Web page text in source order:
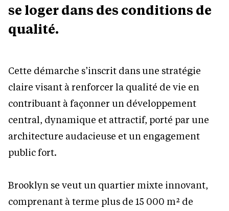
se loger dans des conditions de
qualité.
Cette démarche s’inscrit dans une stratégie
claire visant à renforcer la qualité de vie en
contribuant à façonner un développement
central, dynamique et attractif, porté par une
architecture audacieuse et un engagement
public fort.
Brooklyn se veut un quartier mixte innovant,
comprenant à terme plus de 15 000 m² de